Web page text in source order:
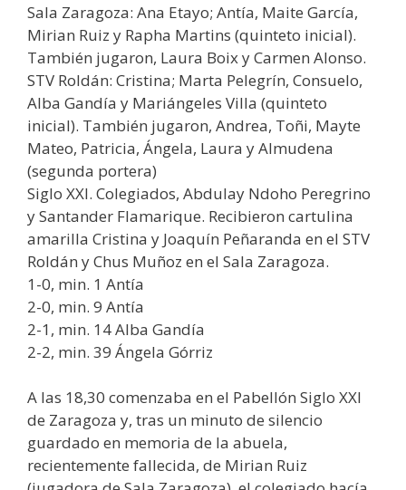
Sala Zaragoza: Ana Etayo; Antía, Maite García,
Mirian Ruiz y Rapha Martins (quinteto inicial).
También jugaron, Laura Boix y Carmen Alonso.
STV Roldán: Cristina; Marta Pelegrín, Consuelo,
Alba Gandía y Mariángeles Villa (quinteto
inicial). También jugaron, Andrea, Toñi, Mayte
Mateo, Patricia, Ángela, Laura y Almudena
(segunda portera)
Siglo XXI. Colegiados, Abdulay Ndoho Peregrino
y Santander Flamarique. Recibieron cartulina
amarilla Cristina y Joaquín Peñaranda en el STV
Roldán y Chus Muñoz en el Sala Zaragoza.
1-0, min. 1 Antía
2-0, min. 9 Antía
2-1, min. 14 Alba Gandía
2-2, min. 39 Ángela Górriz
A las 18,30 comenzaba en el Pabellón Siglo XXI
de Zaragoza y, tras un minuto de silencio
guardado en memoria de la abuela,
recientemente fallecida, de Mirian Ruiz